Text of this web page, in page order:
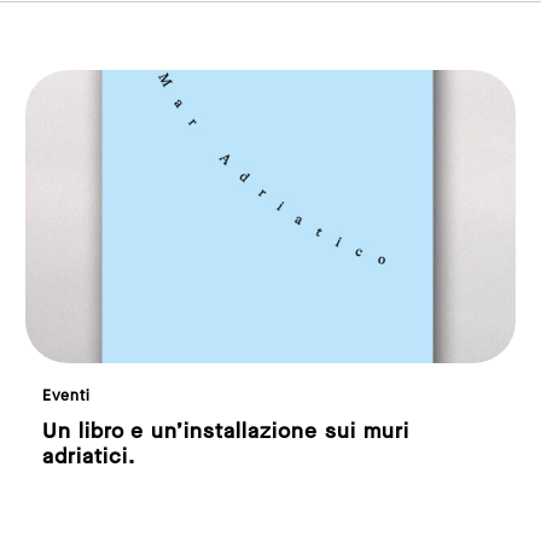
sui muri Casa in